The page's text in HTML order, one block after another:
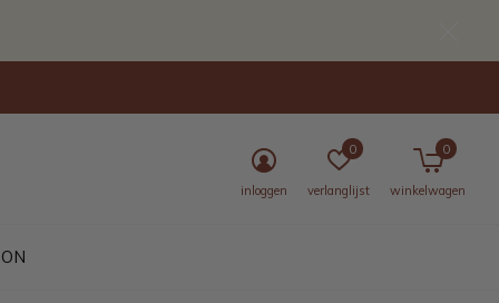
inloggen verlanglijst
0
winkelwagen
0